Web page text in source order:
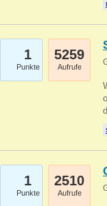
1
Punkte
5259
Aufrufe
1
Punkte
2510
Aufrufe